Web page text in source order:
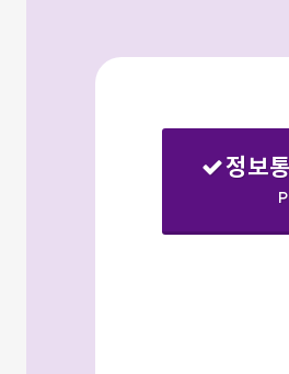
정보